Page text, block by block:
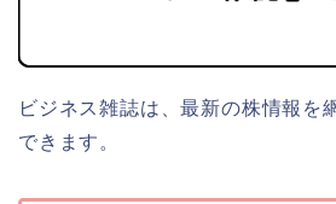
ビジネス雑誌は、最新の株情報を
できます。